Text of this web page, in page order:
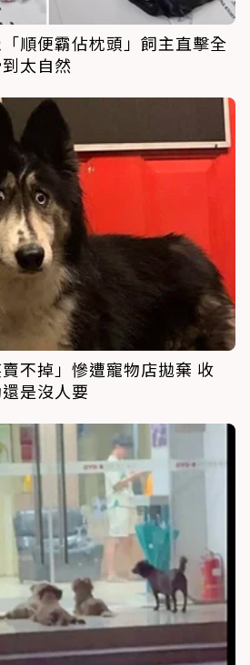
順便霸佔枕頭」飼主直擊全
太自然
不掉」慘遭寵物店拋棄 收
是沒人要